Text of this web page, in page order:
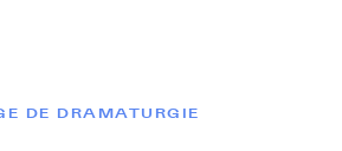
DE DRAMATURGIE